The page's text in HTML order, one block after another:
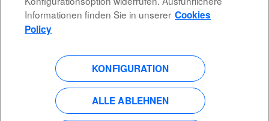
Datenschutzrichtlinien
i
W
i
r
d
a
W
i
r
d
a
Informationen finden Sie in unserer Cookies
Policy
KONFIGURATION
ALLE ABLEHNEN